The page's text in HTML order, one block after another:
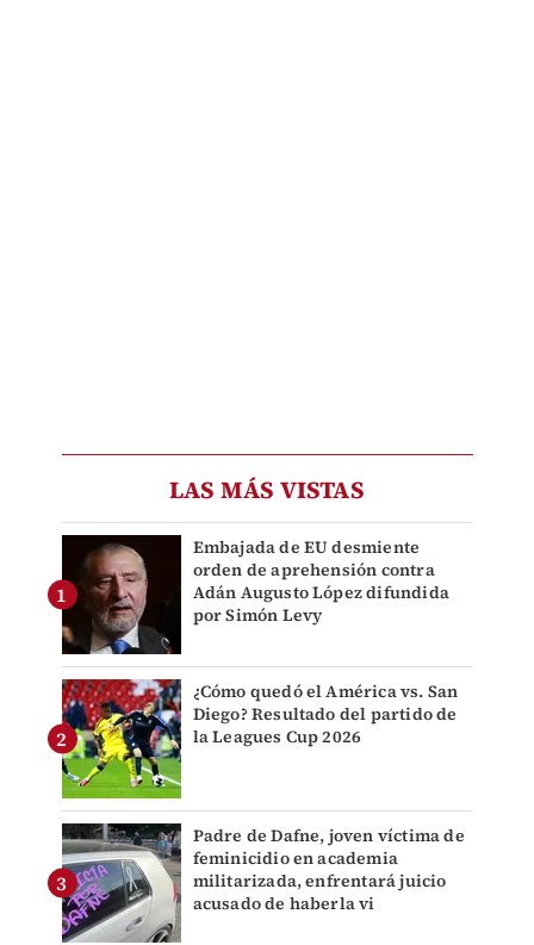
LAS MÁS VISTAS
Embajada de EU desmiente
orden de aprehensión contra
Adán Augusto López difundida
por Simón Levy
¿Cómo quedó el América vs. San
Diego? Resultado del partido de
la Leagues Cup 2026
Padre de Dafne, joven víctima de
feminicidio en academia
militarizada, enfrentará juicio
acusado de haberla vi